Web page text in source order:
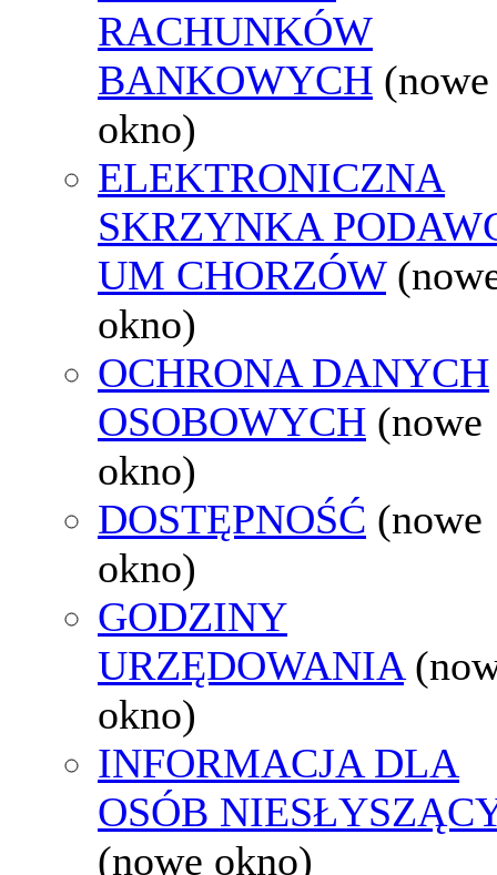
RACHUNKÓW
BANKOWYCH (nowe
okno)
ELEKTRONICZNA
SKRZYNKA
UM CHORZÓW
okno)
OCHRONA DANYCH
OSOBOWYCH (nowe
okno)
DOSTĘPNOŚĆ (nowe
okno)
GODZINY
URZĘDOWANIA
okno)
INFORMACJA DLA
OSÓB
(nowe okno)